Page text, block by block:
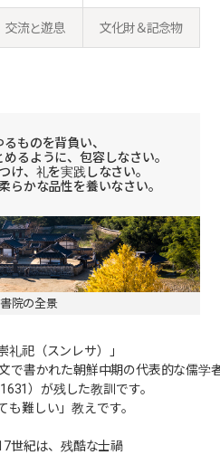
交流と遊息 文化財＆記念物
ものを背負い、
るように、包容しなさい。
け、礼を実践しなさい。
らかな品性を養いなさい。
院の全景
礼祀（スンレサ）」
で書かれた朝鮮中期の代表的な儒学
）が残した教訓です。
も難しい」教えです。
世紀は、残酷な士禍